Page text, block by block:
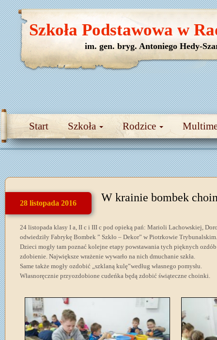
Start Szkoła Rodzice
Szkoła Podstawowa w
im. gen. bryg. Antoniego Hedy-
28 listopada 2016 W krainie bombek
24 listopada klasy I a, II c i III c pod opieką pań: Marioli Lachowskiej,
odwiedziły Fabrykę Bombek ” Szkło – Dekor” w Piotrkowie Trybunalskim.
Dzieci mogły tam poznać kolejne etapy powstawania tych pięknych
zdobienie. Największe wrażenie wywarło na nich dmuchanie szkła.
Same także mogły ozdobić „szklaną kulę”według własnego pomysłu.
Własnoręcznie przyozdobione cudeńka będą zdobić świąteczne choinki.